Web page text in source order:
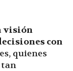
visión
con
quienes
tan